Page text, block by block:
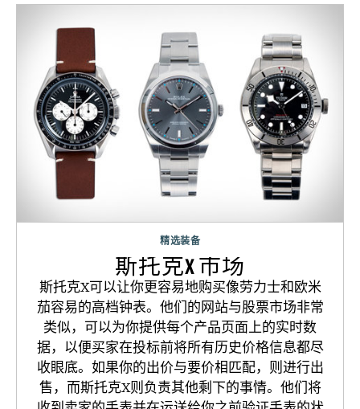
精选装备
斯托克X 市场
斯托克X可以让你更容易地购买像劳力士和欧米
茄容易的高档钟表。他们的网站与股票市场非常
类似，可以为你提供每个产品页面上的实时数
据，以便买家在投标前将所有历史价格信息都尽
收眼底。如果你的出价与要价相匹配，则进行出
售，而斯托克X则负责其他剩下的事情。他们将